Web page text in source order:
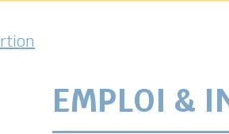
EMPLOI &